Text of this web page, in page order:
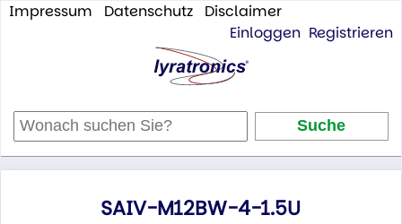
Impressum Datenschutz
Disclaimer
Einloggen Registrieren
SAIV-M12BW-4-1.5U